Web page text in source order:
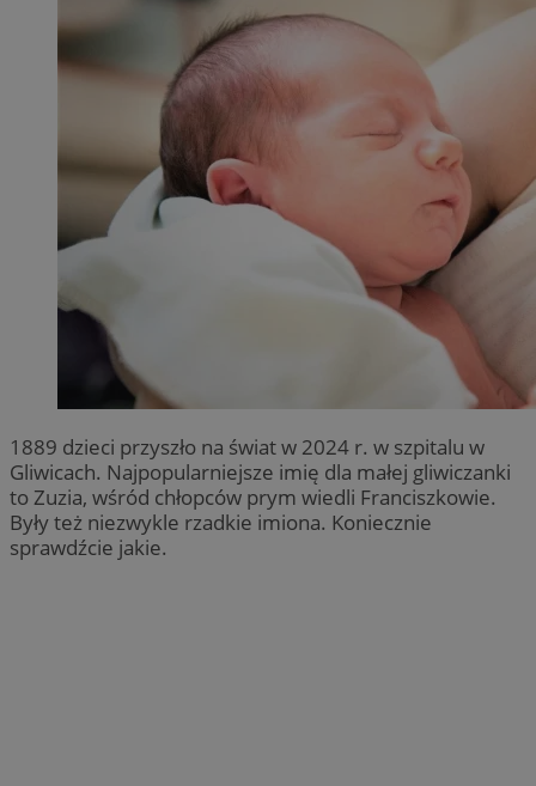
1889 dzieci przyszło na świat w 2024 r. w szpitalu w
Gliwicach. Najpopularniejsze imię dla małej gliwiczanki
to Zuzia, wśród chłopców prym wiedli Franciszkowie.
Były też niezwykle rzadkie imiona. Koniecznie
sprawdźcie jakie.